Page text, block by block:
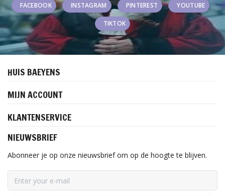
FACEBOOK INSTAGRAM PINTEREST YOUTUBE
TIKTOK
HUIS BAEYENS
MIJN ACCOUNT
KLANTENSERVICE
NIEUWSBRIEF
Abonneer je op onze nieuwsbrief om op de hoogte te blijven.